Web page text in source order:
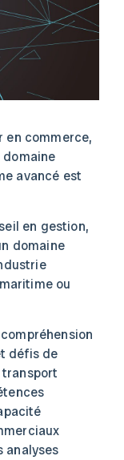
en commerce,
domaine
avancé est
en gestion,
domaine
ou
défis de
transport
analyses